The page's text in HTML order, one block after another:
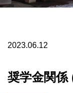
2023.06.12
奨学金関係